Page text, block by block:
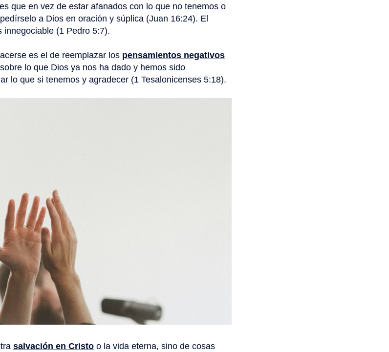
que en vez de estar afanados con lo que no tenemos o
a Dios en oración y súplica (Juan 16:24). El
innegociable (1 Pedro 5:7).
es el de reemplazar los pensamientos negativos
lo que Dios ya nos ha dado y hemos sido
lo que si tenemos y agradecer (1 Tesalonicenses 5:18).
salvación en Cristo o la vida eterna, sino de cosas